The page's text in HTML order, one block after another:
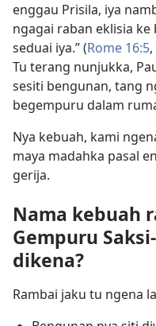
enggau Prisila, iya
ngagai raban eklisia
seduai iya.” (Rome 16:5,
Tu terang nunjukka,
sesiti bengunan, tang
begempuru dalam
Nya kebuah, kami
maya madahka pasal
gerija.
Nama kebuah
Gempuru
dikena?
Rambai jaku tu ngena